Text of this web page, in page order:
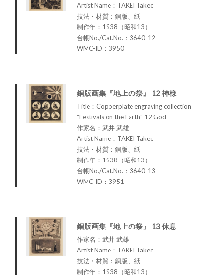
Artist Name：TAKEI Takeo
技法・材質：銅版、紙
制作年：1938（昭和13）
台帳No./Cat.No.：3640-12
WMC-ID：3950
銅版画集『地上の祭』 12 神様
Title：Copperplate engraving collection
"Festivals on the Earth" 12 God
作家名：武井 武雄
Artist Name：TAKEI Takeo
技法・材質：銅版、紙
制作年：1938（昭和13）
台帳No./Cat.No.：3640-13
WMC-ID：3951
銅版画集『地上の祭』 13 休息
作家名：武井 武雄
Artist Name：TAKEI Takeo
技法・材質：銅版、紙
制作年：1938（昭和13）